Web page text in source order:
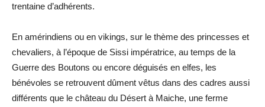
trentaine d’adhérents.
En amérindiens ou en vikings, sur le thème des princesses et
chevaliers, à l’époque de Sissi impératrice, au temps de la
Guerre des Boutons ou encore déguisés en elfes, les
bénévoles se retrouvent dûment vêtus dans des cadres aussi
différents que le château du Désert à Maiche, une ferme